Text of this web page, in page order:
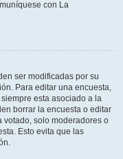
con La
ser modificadas por su
Para editar una encuesta,
esta asociado a la
borrar la encuesta o editar
votado, solo moderadores o
Esto evita que las